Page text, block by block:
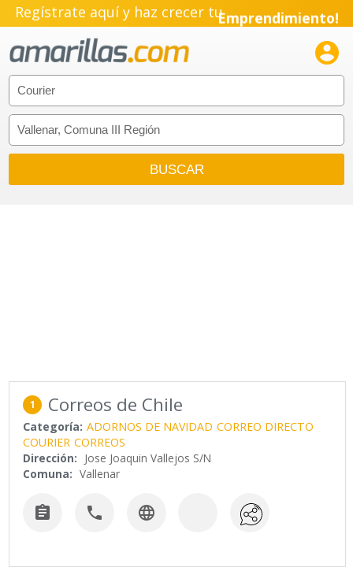
Regístrate aquí y haz crecer tuEmprendimiento!

1 Correos de Chile
Categoría: ADORNOS DE NAVIDAD CORREO DIRECTO
COURIER CORREOS
Dirección: Jose Joaquin Vallejos S/N
Comuna: Vallenar
  